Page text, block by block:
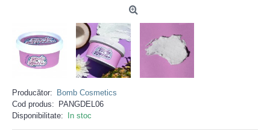
Producător:
Bomb Cosmetics
Cod produs:
PANGDEL06
Disponibilitate:
In stoc